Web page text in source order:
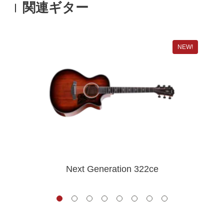
関連ギター
NEW!
Next Generation 322ce